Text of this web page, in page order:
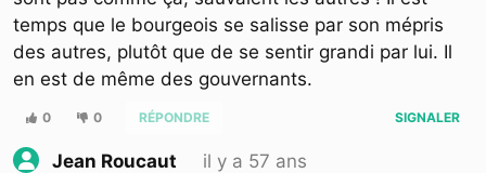
temps que le bourgeois se salisse par son mépris
des autres, plutôt que de se sentir grandi par lui. Il
en est de même des gouvernants.
0 0 RÉPONDRE SIGNALER
Jean Roucaut
il y a 57 ans